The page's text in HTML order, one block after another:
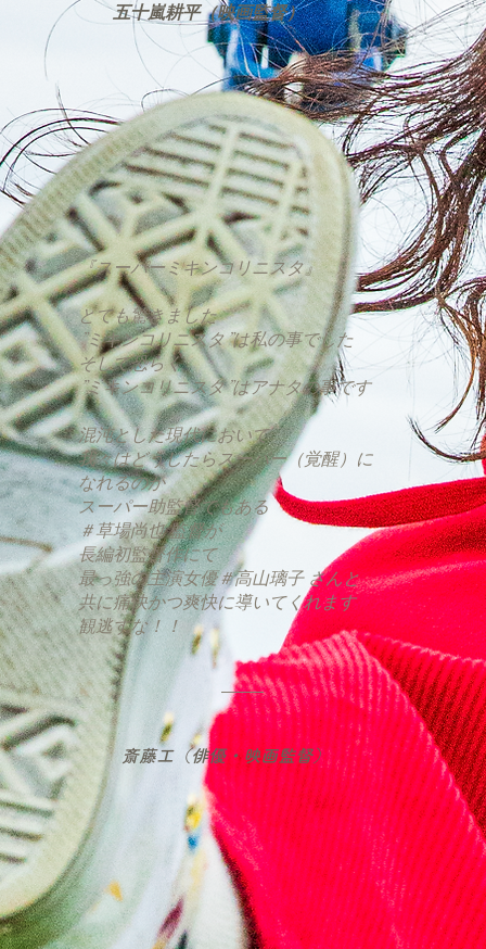
​五十嵐耕平（映画監督）
『スーパーミキンコリニスタ』
とても驚きました
”ミキンコリニスタ”は私の事でした
そして恐らく
”ミキンコリニスタ”はアナタの事です
混沌とした現代において
我々はどうしたらスーパー（覚醒）に
なれるのか
スーパー助監督でもある
＃草場尚也 監督が
長編初監督作にて
最っ強の主演女優＃高山璃子 さんと
共に痛快かつ爽快に導いてくれます
観逃すな！！
斎藤工（俳優・映画監督）